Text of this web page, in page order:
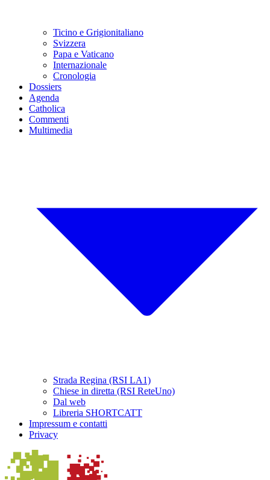
Ticino e Grigionitaliano
Svizzera
Papa e Vaticano
Internazionale
Cronologia
Dossiers
Agenda
Catholica
Commenti
Multimedia
Strada Regina (RSI LA1)
Chiese in diretta (RSI ReteUno)
Dal web
Libreria SHORTCATT
Impressum e contatti
Privacy